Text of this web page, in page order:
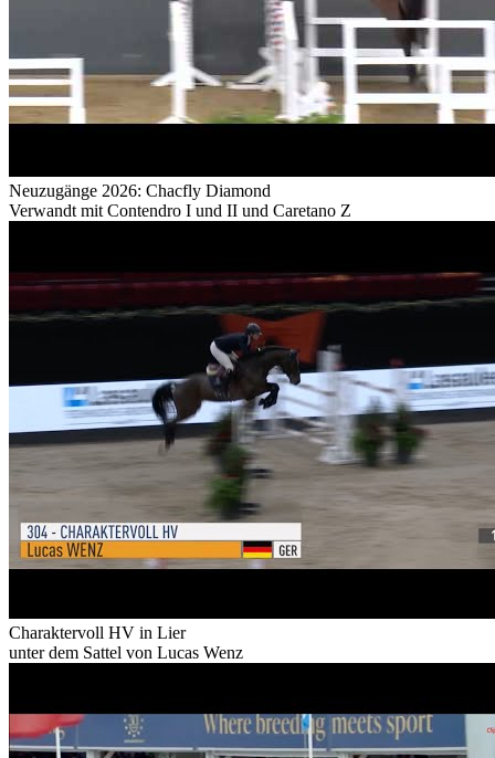
Neuzugänge 2026: Chacfly Diamond
Verwandt mit Contendro I und II und Caretano Z
Charaktervoll HV in Lier
unter dem Sattel von Lucas Wenz